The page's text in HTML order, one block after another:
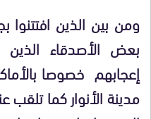
ومن بين الذين افتتنوا
بعض الأصدقاء
إعجابهم خصوصا
مدينة الأنوار كما تلقب